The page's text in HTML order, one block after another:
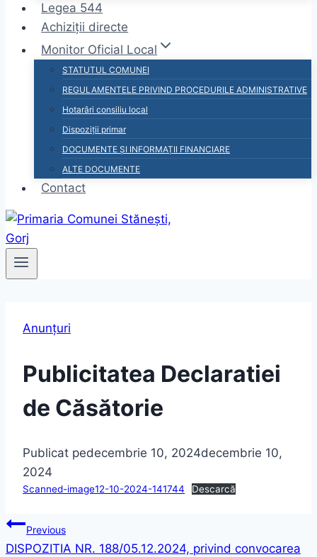
Legea 544
Achiziții directe
Monitor Oficial Local
STATUTUL COMUNEI
REGULAMENTELE PRIVIND PROCEDURILE ADMINISTRATIVE
Hotarâri consiliu local
Dispoziții primar
DOCUMENTE ȘI INFORMAȚII FINANCIARE
ALTE DOCUMENTE
Contact
Anunțuri
Publicitatea Declaratiei
de Căsătorie
Publicat pedecembrie 10, 2024decembrie 10,
2024
Scanned-image12-10-2024-141744 Descarcă
Navigare
Previous
DISPOZITIA NR. 188/05.12.2024, privind convocarea